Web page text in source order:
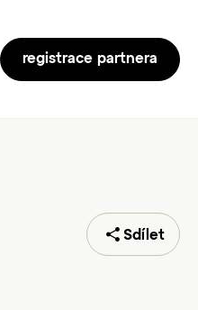
registrace partnera
Sdílet